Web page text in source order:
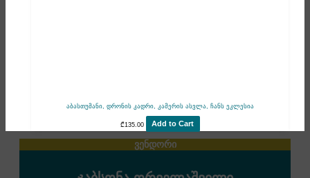
აბასთუმანი, დრონის კადრი, კამერის ასვლა, ჩანს ეკლესია
₾135.00 Add to Cart
ვენდორი